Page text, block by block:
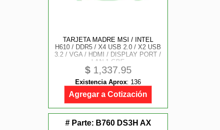
TARJETA MADRE MSI / INTEL
H610 / DDR5 / X4 USB 2.0 / X2 USB
3.2 / VGA / HDMI / DISPLAY PORT /
LAN 1 GBE
$1,337.95
Existencia Aprox: 136
Agregar a Cotización
# Parte: B760 DS3H AX